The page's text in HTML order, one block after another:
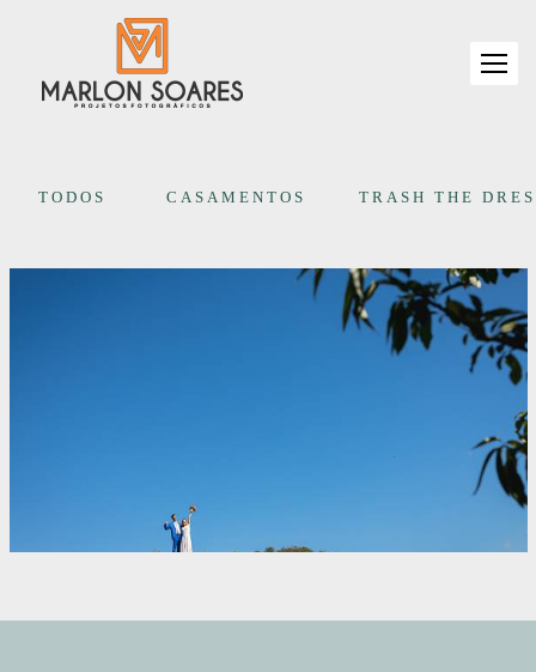
TODOS CASAMENTOS TRASH THE